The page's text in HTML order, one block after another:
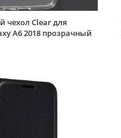
чехол Clear для
A6 2018 прозрачный